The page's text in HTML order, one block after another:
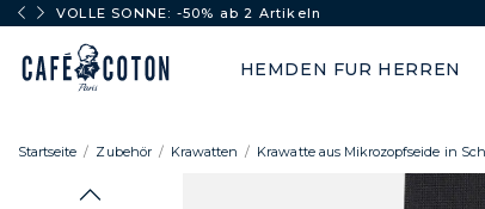
VOLLE SONNE: -50% ab 2 Artikeln
HEMDEN FUR HERREN
Startseite Zubehör Krawatten Krawatte aus Mikrozopfseide in